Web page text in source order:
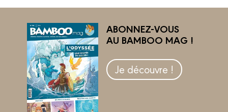
ABONNEZ-VOUS
AU BAMBOO MAG !
Je découvre !